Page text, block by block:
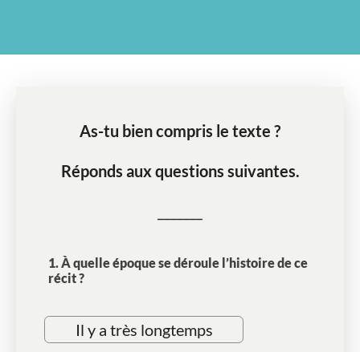
As-tu bien compris le texte ?
Réponds aux questions suivantes.
1. À quelle époque se déroule l’histoire de ce
récit ?
Il y a très longtemps